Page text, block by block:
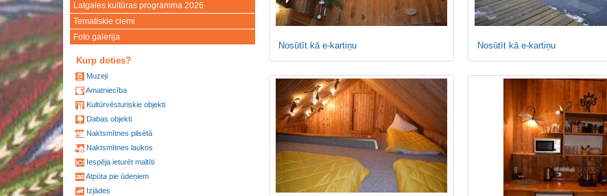
Latgales kultūras programma 2026
Tematiskie ciemi
Foto galerija
Kurp doties?
Muzeji
Amatniecība
Kultūrvēsturiskie objekti
Dabas objekti
Naktsmītnes pilsētā
Naktsmītnes laukos
Iespēja ieturēt maltīti
Atpūta pie ūdeņiem
Izjādes
Nosūtīt kā e-kartiņu Nosūtīt kā e-kartiņu